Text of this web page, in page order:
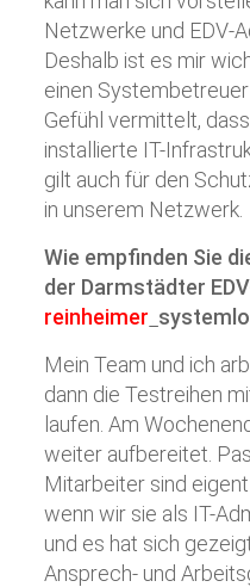
Netzwerke und EDV-
Deshalb ist es mir
einen
Gefühl vermittelt,
installierte IT-
gilt auch für den
in unserem Netzwerk.
Wie empfinden Sie
der Darmstädter
reinheimer
Mein Team und ich
dann die Testreihen
laufen. Am
weiter aufbereitet.
Mitarbeiter sind
wenn wir sie als IT-
und es hat sich
Ansprech- und